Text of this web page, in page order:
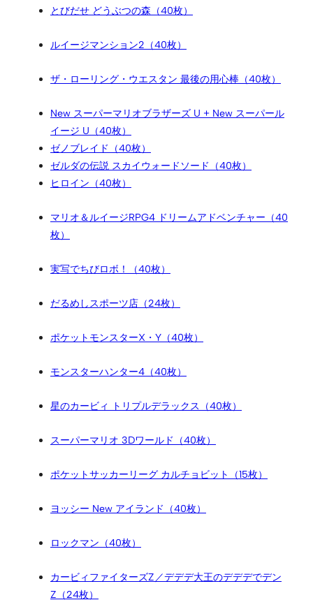
とびだせ どうぶつの森（40枚）
ルイージマンション2（40枚）
ザ・ローリング・ウエスタン 最後の用心棒（40枚）
New スーパーマリオブラザーズ U + New スーパール
イージ U（40枚）
ゼノブレイド（40枚）
ゼルダの伝説 スカイウォードソード（40枚）
ヒロイン（40枚）
マリオ＆ルイージRPG4 ドリームアドベンチャー（40
枚）
実写でちびロボ！（40枚）
だるめしスポーツ店（24枚）
ポケットモンスターX・Y（40枚）
モンスターハンター4（40枚）
星のカービィ トリプルデラックス（40枚）
スーパーマリオ 3Dワールド（40枚）
ポケットサッカーリーグ カルチョビット（15枚）
ヨッシー New アイランド（40枚）
ロックマン（40枚）
カービィファイターズZ／デデデ大王のデデデでデン
Z（24枚）